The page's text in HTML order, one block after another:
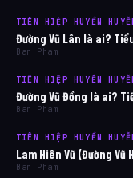
TIÊN HIỆP HUYỀN
Đường Vũ Lân là ai?
Ban Pham
TIÊN HIỆP HUYỀN
Đường Vũ Đồng là ai?
Ban Pham
TIÊN HIỆP HUYỀN
Lam Hiên Vũ (Đường
Ban Pham